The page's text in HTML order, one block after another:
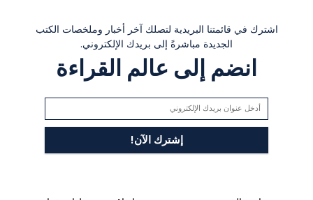
اشترك في قائمتنا البريدية لتصلك آخر أخبار وملخصات الكتب
الجديدة مباشرةً إلى بريدك الإلكتروني.
انضم إلى عالم القراءة